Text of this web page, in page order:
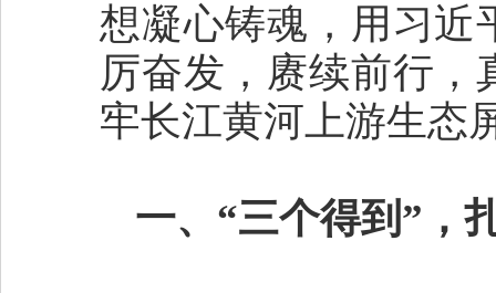
想凝心铸魂，用习近
厉奋发，赓续前行
牢长江黄河上游生态
一、“三个得到”，